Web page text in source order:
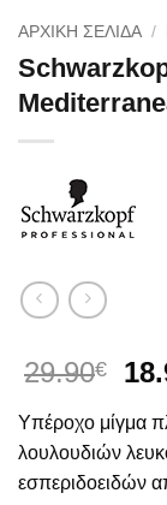
ΑΡΧΙΚΉ ΣΕΛΊΔΑ /
29.90€
Υπέροχο μίγμα
λουλουδιών
εσπεριδοειδών